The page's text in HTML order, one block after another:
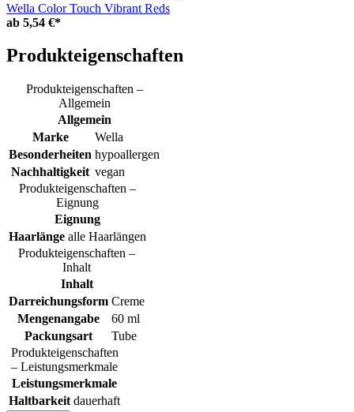
Wella Color Touch Vibrant Reds
ab 5,54 €*
Produkteigenschaften
Produkteigenschaften –
Allgemein
Allgemein
Marke
Wella
Besonderheiten hypoallergen
Nachhaltigkeit vegan
Produkteigenschaften –
Eignung
Eignung
Haarlänge alle Haarlängen
Produkteigenschaften –
Inhalt
Inhalt
Darreichungsform Creme
Mengenangabe
60 ml
Packungsart
Tube
Produkteigenschaften
– Leistungsmerkmale
Leistungsmerkmale
Haltbarkeit dauerhaft